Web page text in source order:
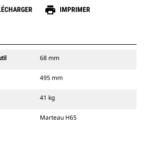
print IMPRIMER
68 mm
495 mm
41 kg
Marteau H65